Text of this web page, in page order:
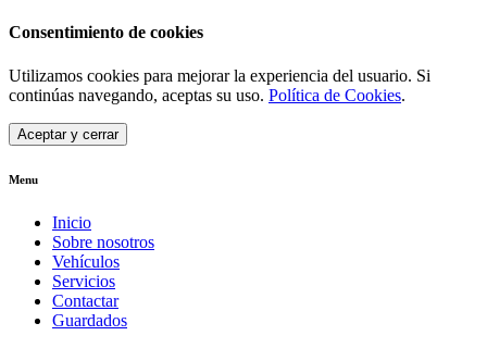
Consentimiento de cookies
Utilizamos cookies para mejorar la experiencia del usuario. Si
continúas navegando, aceptas su uso. Política de Cookies.
Aceptar y cerrar
Menu
Inicio
Sobre nosotros
Vehículos
Servicios
Contactar
Guardados